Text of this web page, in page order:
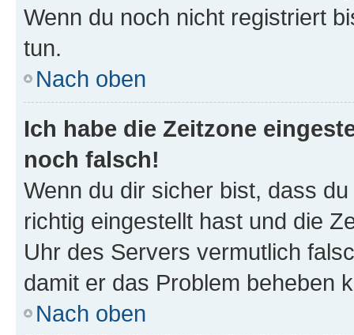
Wenn du noch nicht registriert
tun.
Nach oben
Ich habe die Zeitzone
noch falsch!
Wenn du dir sicher bist, dass
richtig eingestellt hast und die
Uhr des Servers vermutlich
damit er das Problem beheben
Nach oben